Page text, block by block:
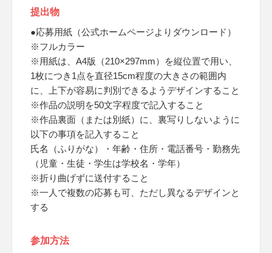
提出物
●応募用紙（公式ホームページよりダウンロード）
※フルカラー
※用紙は、A4版（210×297mm）を縦位置で用い、
1枚につき1点を直径15cm程度の大きさの範囲内
に、上下が容易に判別できるようデザインすること
※作品の説明を50文字程度で記入すること
※作品裏面（または別紙）に、裏写りしないように
以下の事項を記入すること
氏名（ふりがな）・年齢・住所・電話番号・勤務先
（児童・生徒・学生は学校名・学年）
※折り曲げずに送付すること
※一人で複数の応募も可、ただし異なるデザインと
する
参加方法